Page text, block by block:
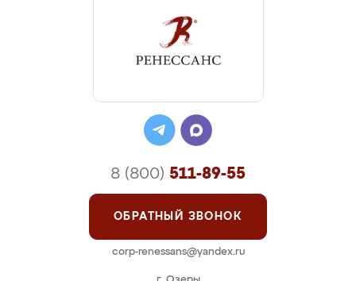
8 (800) 511-89-55
ОБРАТНЫЙ ЗВОНОК
corp-renessans@yandex.ru